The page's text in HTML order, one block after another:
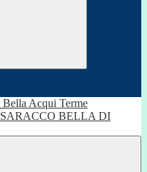
SARACCO BELLA DI